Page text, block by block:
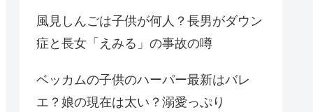
風見しんごは子供が何人？長男がダウン
症と長女「えみる」の事故の噂
ベッカムの子供のハーパー最新はバレ
エ？娘の現在は太い？溺愛っぷり